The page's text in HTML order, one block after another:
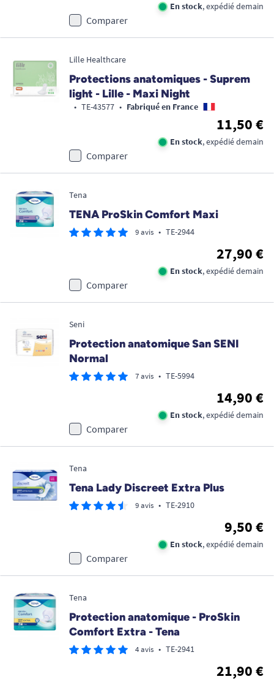
En stock, expédié demain
Comparer
Lille Healthcare
Protections anatomiques - Suprem
light - Lille - Maxi Night
• TE-43577 • Fabriqué en France
11,50 €
En stock, expédié demain
Comparer
Tena
TENA ProSkin Comfort Maxi
9 avis • TE-2944
27,90 €
En stock, expédié demain
Comparer
Seni
Protection anatomique San SENI
Normal
7 avis • TE-5994
14,90 €
En stock, expédié demain
Comparer
Tena
Tena Lady Discreet Extra Plus
9 avis • TE-2910
9,50 €
En stock, expédié demain
Comparer
Tena
Protection anatomique - ProSkin
Comfort Extra - Tena
4 avis • TE-2941
21,90 €